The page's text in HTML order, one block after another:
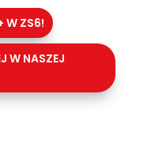
W ZS6!
W NASZEJ